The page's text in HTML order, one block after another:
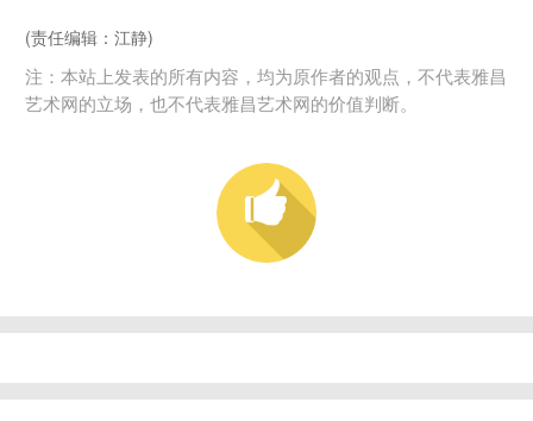
(责任编辑：江静)
注：本站上发表的所有内容，均为原作者的观点，不代表雅昌
艺术网的立场，也不代表雅昌艺术网的价值判断。